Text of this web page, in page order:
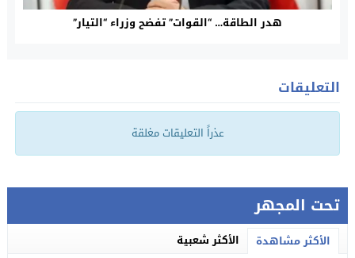
هدر الطاقة… “القوات” تفضح وزراء “التيار”
التعليقات
عذراً التعليقات مغلقة
تحت المجهر
الأكثر مشاهدة الأكثر شعبية